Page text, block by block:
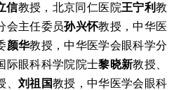
信教授，北京同仁医院王宁利教
会主任委员孙兴怀教授，中华医
颜华教授，中华医学会眼科学分
际眼科科学院院士黎晓新教授、
、 刘祖国教授，中华医学会眼科